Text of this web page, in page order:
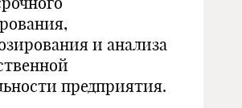
и анализа
предприятия.